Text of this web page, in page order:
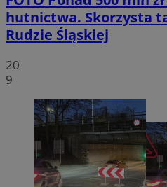
hutnictwa. Skorzysta
Rudzie Śląskiej
20
9